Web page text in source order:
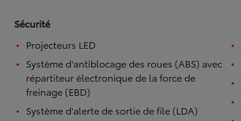
Sécurité
Projecteurs LED
Système d'antiblocage des roues (ABS) avec
répartiteur électronique de la force de
freinage (EBD)
Système d'alerte de sortie de file (LDA)